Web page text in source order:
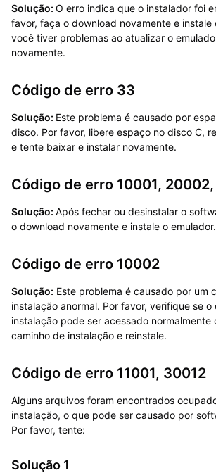
Solução: O erro indica que o instalador foi
favor, faça o download novamente e instale
você tiver problemas ao atualizar o
novamente.
Código de erro 33
Solução: Este problema é causado por
disco. Por favor, libere espaço no disco C,
e tente baixar e instalar novamente.
Código de erro 10001,
Solução: Após fechar ou desinstalar o
o download novamente e instale o emulador.
Código de erro 10002
Solução: Este problema é causado por um
instalação anormal. Por favor, verifique se o
instalação pode ser acessado normalmente
caminho de instalação e reinstale.
Código de erro 11001, 30012
Alguns arquivos foram encontrados
instalação, o que pode ser causado por
Por favor, tente:
Solução 1